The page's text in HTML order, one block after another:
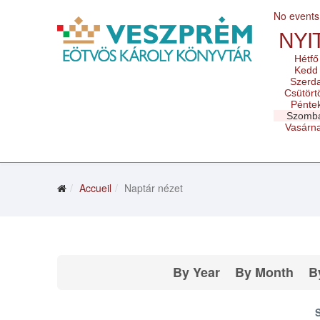
No events
Hétfő
Kedd
Accueil Naptár nézet
By Year By Month